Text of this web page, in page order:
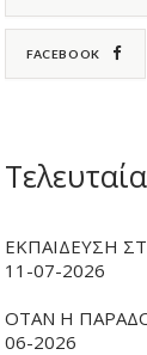
FACEBOOK
ΕΚΠΑΙΔΕΥΣΗ
11-07-2026
ΟΤΑΝ Η
06-2026